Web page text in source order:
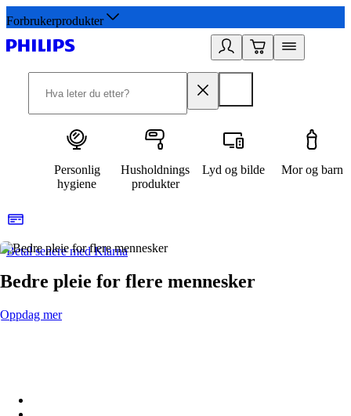
Forbrukerprodukter
Personlig
hygiene
Husholdnings
produkter
Lyd og bilde Mor og barn
Betal senere med Klarna
Bedre pleie for flere mennesker
Oppdag mer